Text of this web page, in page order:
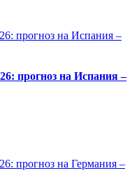
прогноз на Испания –